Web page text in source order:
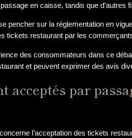
en caisse, tandis que d’autres
pencher sur la réglementation en
tickets restaurant par les
des consommateurs dans ce
et peuvent exprimer des avis
acceptés par
l’acceptation des tickets